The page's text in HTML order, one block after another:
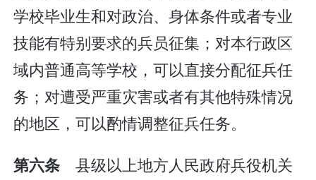
学校毕业生和对政治、身体条件或者专业
技能有特别要求的兵员征集；对本行政区
域内普通高等学校，可以直接分配征兵任
务；对遭受严重灾害或者有其他特殊情况
的地区，可以酌情调整征兵任务。
第六条 县级以上地方人民政府兵役机关